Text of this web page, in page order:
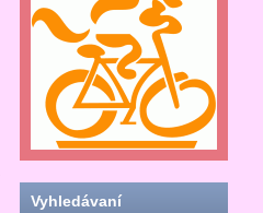
Vyhledávaní